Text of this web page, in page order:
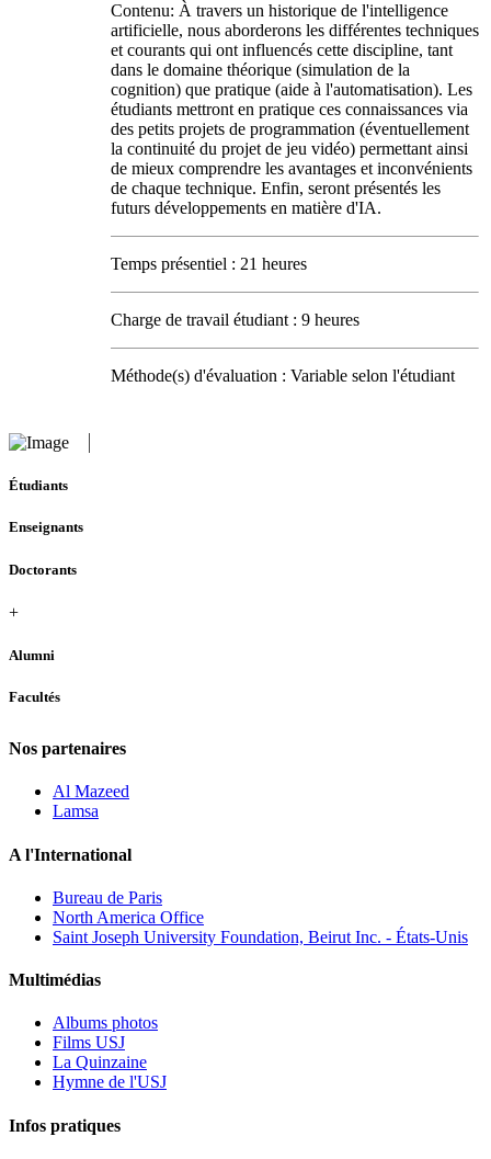
Contenu: À travers un historique de l'intelligence
artificielle, nous aborderons les différentes techniques
et courants qui ont influencés cette discipline, tant
dans le domaine théorique (simulation de la
cognition) que pratique (aide à l'automatisation). Les
étudiants mettront en pratique ces connaissances via
des petits projets de programmation (éventuellement
la continuité du projet de jeu vidéo) permettant ainsi
de mieux comprendre les avantages et inconvénients
de chaque technique. Enfin, seront présentés les
futurs développements en matière d'IA.
Temps présentiel : 21 heures
Charge de travail étudiant : 9 heures
Méthode(s) d'évaluation : Variable selon l'étudiant
Étudiants
Enseignants
Doctorants
+
Alumni
Facultés
Nos partenaires
Al Mazeed
Lamsa
A l'International
Bureau de Paris
North America Office
Saint Joseph University Foundation, Beirut Inc. - États-Unis
Multimédias
Albums photos
Films USJ
La Quinzaine
Hymne de l'USJ
Infos pratiques